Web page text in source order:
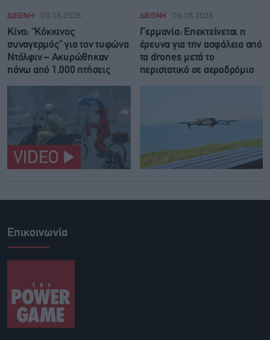
ΔΙΕΘΝΗ 09.08.2026
Κίνα: “Κόκκινος
συναγερμός” για τον τυφώνα
Ντόλφιν – Ακυρώθηκαν
πάνω από 1.000 πτήσεις
VIDEO
ΔΙΕΘΝΗ 09.08.2026
Γερμανία: Επεκτείνεται η
έρευνα για την ασφάλεια από
τα drones μετά το
περιστατικό σε αεροδρόμιο
Επικοινωνία